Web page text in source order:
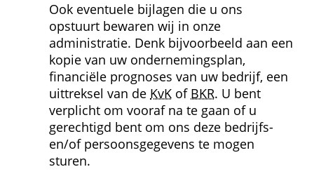
Ook eventuele bijlagen die u ons
opstuurt bewaren wij in onze
administratie. Denk bijvoorbeeld aan een
kopie van uw ondernemings­plan,
financiële prognoses van uw bedrijf, een
uittreksel van de KvK of BKR. U bent
verplicht om vooraf na te gaan of u
gerechtigd bent om ons deze bedrijfs-
en/of persoons­gegevens te mogen
sturen.